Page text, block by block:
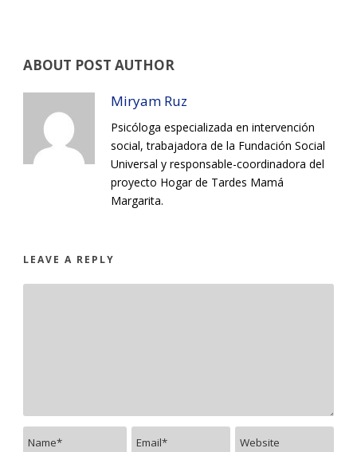
ABOUT POST AUTHOR
Miryam Ruz
Psicóloga especializada en intervención
social, trabajadora de la Fundación Social
Universal y responsable-coordinadora del
proyecto Hogar de Tardes Mamá
Margarita.
LEAVE A REPLY